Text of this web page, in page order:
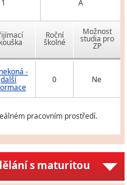
1 A
Roční
školné
Možnost
studia pro
ZP
-
další 0 Ne
pracovním prostředí.
s maturitou